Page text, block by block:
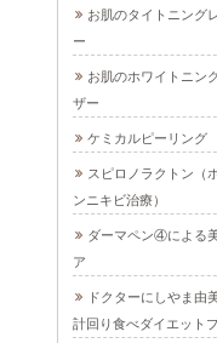
お肌のタイトニング
ー
お肌のホワイトニン
ザー
ケミカルピーリング
スピロノラクトン（
ンニキビ治療）
ダーマペン④による
ア
ドクターにしやま由
計回り食べダイエット